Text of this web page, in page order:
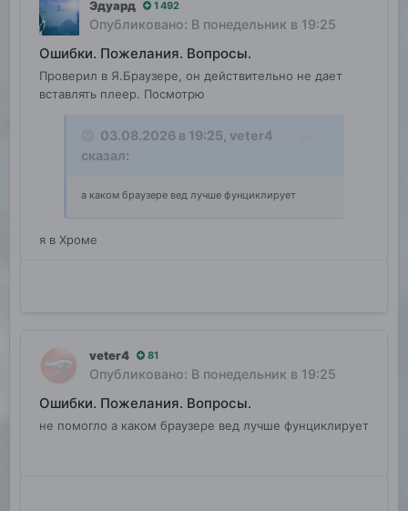
Эдуард 1 492
Опубликовано: В понедельник в 19:25
Ошибки. Пожелания. Вопросы.
Проверил в Я.Браузере, он действительно не дает
вставлять плеер. Посмотрю
03.08.2026 в 19:25, veter4
сказал:
а каком браузере вед лучше фунциклирует
я в Хроме
veter4 81
Опубликовано: В понедельник в 19:25
Ошибки. Пожелания. Вопросы.
не помогло а каком браузере вед лучше фунциклирует